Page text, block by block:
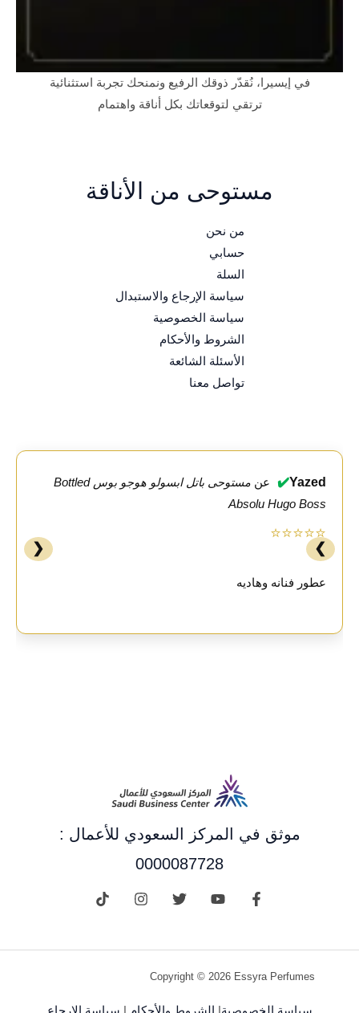
في إيسيرا، نُقدّر ذوقك الرفيع ونمنحك تجربة استثنائية
ترتقي لتوقعاتك بكل أناقة واهتمام
مستوحى من الأناقة
من نحن
حسابي
السلة
سياسة الإرجاع والاستبدال
سياسة الخصوصية
الشروط والأحكام
الأسئلة الشائعة
تواصل معنا
Yazed
✔️ عن
مستوحى باتل ابسولو هوجو بوس Bottled
Absolu Hugo Boss
⭐⭐⭐⭐⭐
عطور فنانه وهاديه
❮ ❯
موثق في المركز السعودي للأعمال :
0000087728
Copyright © 2026 Essyra Perfumes